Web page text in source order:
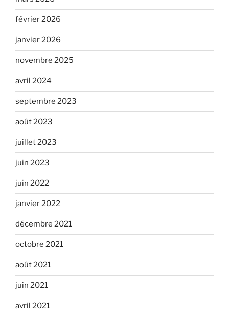
février 2026
janvier 2026
novembre 2025
avril 2024
septembre 2023
août 2023
juillet 2023
juin 2023
juin 2022
janvier 2022
décembre 2021
octobre 2021
août 2021
juin 2021
avril 2021